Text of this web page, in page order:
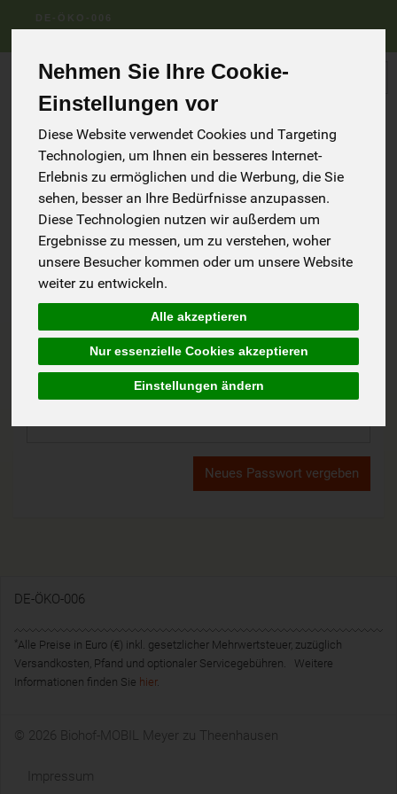
Nehmen Sie Ihre Cookie-
Einstellungen vor
Diese Website verwendet Cookies und Targeting
Technologien, um Ihnen ein besseres Internet-
Erlebnis zu ermöglichen und die Werbung, die Sie
sehen, besser an Ihre Bedürfnisse anzupassen.
Diese Technologien nutzen wir außerdem um
Ergebnisse zu messen, um zu verstehen, woher
unsere Besucher kommen oder um unsere Website
weiter zu entwickeln.
Alle akzeptieren
Nur essenzielle Cookies akzeptieren
Einstellungen ändern
DE-ÖKO-006
Produkt
Bitte tragen Sie hier Ihre E-Mail-Adresse ein. Wir senden
Ihnen umgehend einen Link zu, über den Sie Ihre E-Mail-
Adresse verifizieren und ein neues Passwort vergeben
können.
Bitte kontrollieren Sie auch den SPAM-Ordner Ihres E-Mail-
Postfaches.
Sollten Sie bei uns noch kein registrierter Shop-Kunde sein,
melden Sie sich bitte zuerst als Neukunde an oder
kontaktieren Sie unsere Hotline.
E-Mail / Benutzername
DE-ÖKO-006
*Alle Preise in Euro (€) inkl. gesetzlicher Mehrwertsteuer, zuzüglich
Versandkosten, Pfand und optionaler Servicegebühren. Weitere
Informationen finden Sie hier.
© 2026 Biohof-MOBIL Meyer zu Theenhausen
Impressum